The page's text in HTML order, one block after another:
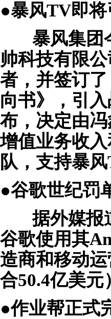
●暴风TV即
暴风集团今
帅科技有限
者，并签订
向书》，引
布，决定由
增值业务收
队，支持暴
●谷歌世纪罚
据外媒报道
谷歌使用其
造商和移动
合50.4亿美元
●作业帮正式